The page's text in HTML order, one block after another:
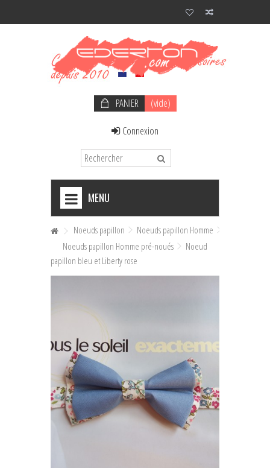
PANIER
(vide)
Connexion
MENU
+
NOEUDS PAPILLON HOMME
+
NOEUDS PAPILLON FEMME
NOEUDS PAPILLON ENFANT
CRAVATES
ASCOTS & LAVALLIÈRES
+
POCHETTES & BOUTONNIÈRES
+
BIJOUX FEMME
+
BOUTONS DE MANCHETTE
PINCES & ÉPINGLES À CRAVATE
Noeuds papillon
Noeuds papillon Homme
Noeuds papillon Homme pré-noués
Noeud
papillon bleu et Liberty rose